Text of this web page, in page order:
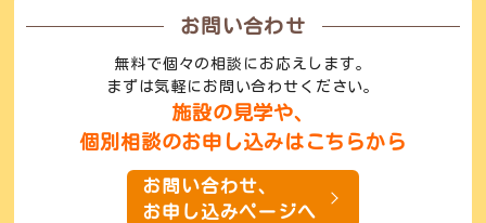
お問い合わせ
無料で個々の相談にお応えします。
まずは気軽にお問い合わせください。
施設の見学や、
個別相談のお申し込みはこちらから
お問い合わせ、
お申し込みページへ